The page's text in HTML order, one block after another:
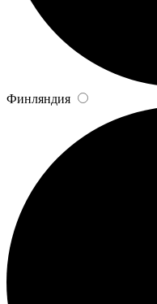
Финляндия